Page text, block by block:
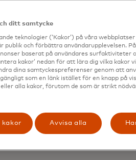
ditt samtycke
teknologier (‘Kakor’) på våra
publik och förbättra användarupplevelsen.
baserat på användares surfaktiviteter
kakor’ nedan för att lära dig vilka kakor
dina samtyckespreferenser genom att
som en länk istället för en knapp på
alla kakor, förutom de som är strikt
kakor Avvisa alla